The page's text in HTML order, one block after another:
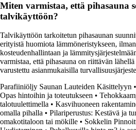
Miten varmistaa, että pihasauna
talvikäyttöön?
Talvikäyttöön tarkoitetun pihasaunan
erityistä huomiota lämmöneristykseen,
kosteudenhallintaan ja
varmistaa, että pihasauna on riittävän lähellä
varustettu asianmukaisilla
Parafiiniöljy Saunan Lauteiden Käsittelyyn •
Opas hintoihin ja toteutukseen •
talotuulettimella • Kasvihuoneen
omalla pihalla • Pilariperustus: Kestävä ja
omakotitaloon tai mökille • Sokkelin